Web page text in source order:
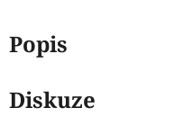
Popis
Diskuze